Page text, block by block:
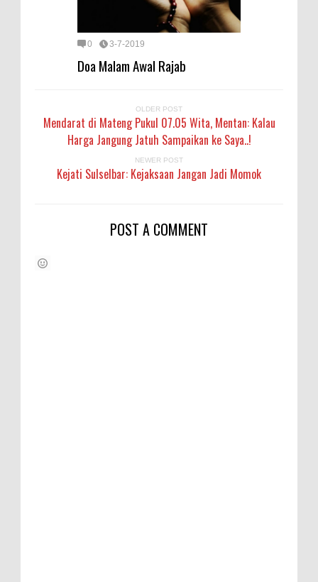
0 3-7-2019
Doa Malam Awal Rajab
OLDER POST
Mendarat di Mateng Pukul 07.05 Wita, Mentan: Kalau
Harga Jangung Jatuh Sampaikan ke Saya..!
NEWER POST
Kejati Sulselbar: Kejaksaan Jangan Jadi Momok
POST A COMMENT